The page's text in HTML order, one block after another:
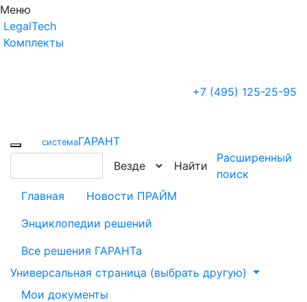
Меню
LegalTech
Комплекты
+7 (495) 125-25-95
cистемаГАРАНТ
Найти
Расширенный
поиск
Главная
Новости ПРАЙМ
Энциклопедии решений
Все решения ГАРАНТа
Универсальная страница (выбрать другую)
Мои документы